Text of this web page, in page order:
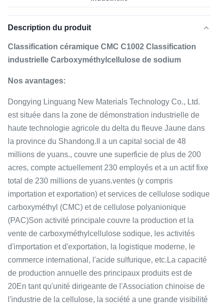
Description du produit
Classification céramique CMC C1002 Classification
industrielle Carboxyméthylcellulose de sodium
Nos avantages:
Dongying Linguang New Materials Technology Co., Ltd.
est située dans la zone de démonstration industrielle de
haute technologie agricole du delta du fleuve Jaune dans
la province du Shandong.Il a un capital social de 48
millions de yuans., couvre une superficie de plus de 200
acres, compte actuellement 230 employés et a un actif fixe
total de 230 millions de yuans.ventes (y compris
importation et exportation) et services de cellulose sodique
carboxyméthyl (CMC) et de cellulose polyanionique
(PAC)Son activité principale couvre la production et la
vente de carboxyméthylcellulose sodique, les activités
d'importation et d'exportation, la logistique moderne, le
commerce international, l'acide sulfurique, etc.La capacité
de production annuelle des principaux produits est de
20En tant qu'unité dirigeante de l'Association chinoise de
l'industrie de la cellulose, la société a une grande visibilité